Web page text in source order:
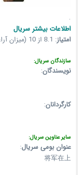
.
اطلاعات بیشتر سریال
امتیاز: 8.1 از 10 (میزان آراء: 1,329 نفر)
سازندگان سریال:
نویسندگان:
کارگردانان:
سایر عناوین سریال:
عنوان بومی سریال:
将军在上